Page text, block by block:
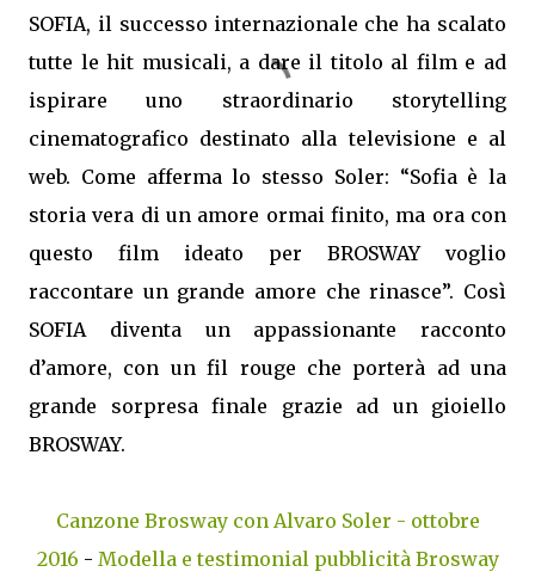
SOFIA, il successo internazionale che ha scalato
tutte le hit musicali, a dare il titolo al film e ad
ispirare uno straordinario storytelling
cinematografico destinato alla televisione e al
web. Come afferma lo stesso Soler: “Sofia è la
storia vera di un amore ormai finito, ma ora con
questo film ideato per BROSWAY voglio
raccontare un grande amore che rinasce”. Così
SOFIA diventa un appassionante racconto
d’amore, con un fil rouge che porterà ad una
grande sorpresa finale grazie ad un gioiello
BROSWAY.
Canzone Brosway con Alvaro Soler - ottobre
2016 - Modella e testimonial pubblicità Brosway